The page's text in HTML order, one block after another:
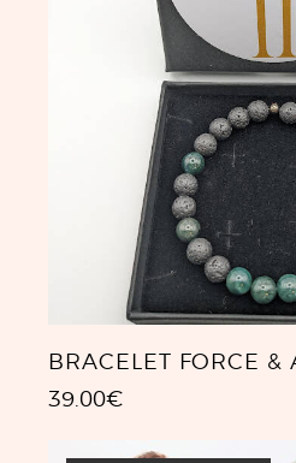
BRACELET FORCE &
39.00€